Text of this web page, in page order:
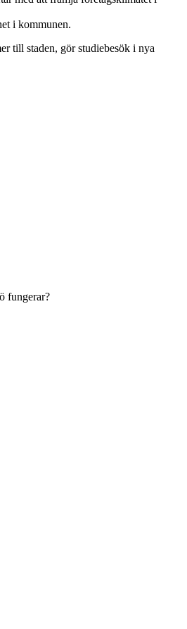
i kommunen.
till staden, gör studiebesök i nya
fungerar?